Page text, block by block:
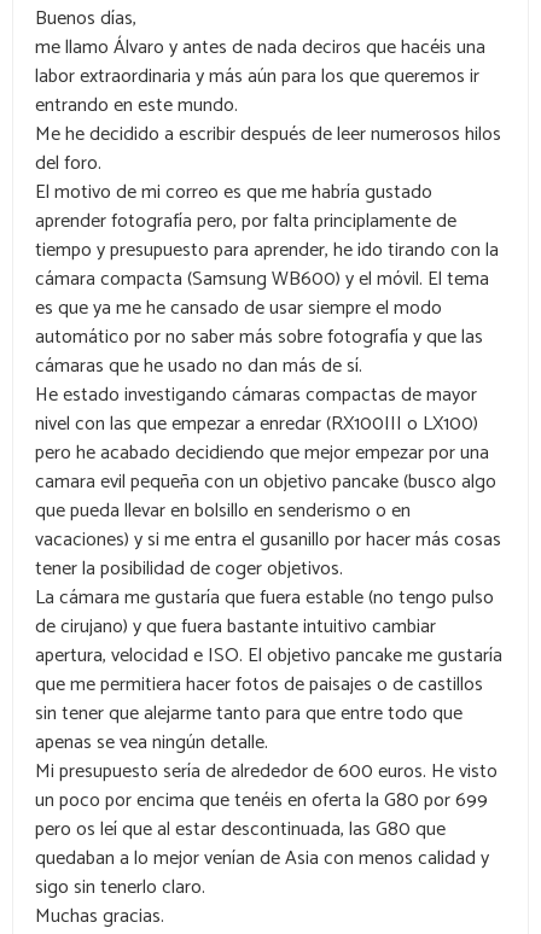
Buenos días,
me llamo Álvaro y antes de nada deciros que hacéis una
labor extraordinaria y más aún para los que queremos ir
entrando en este mundo.
Me he decidido a escribir después de leer numerosos hilos
del foro.
El motivo de mi correo es que me habría gustado
aprender fotografía pero, por falta principlamente de
tiempo y presupuesto para aprender, he ido tirando con la
cámara compacta (Samsung WB600) y el móvil. El tema
es que ya me he cansado de usar siempre el modo
automático por no saber más sobre fotografía y que las
cámaras que he usado no dan más de sí.
He estado investigando cámaras compactas de mayor
nivel con las que empezar a enredar (RX100III o LX100)
pero he acabado decidiendo que mejor empezar por una
camara evil pequeña con un objetivo pancake (busco algo
que pueda llevar en bolsillo en senderismo o en
vacaciones) y si me entra el gusanillo por hacer más cosas
tener la posibilidad de coger objetivos.
La cámara me gustaría que fuera estable (no tengo pulso
de cirujano) y que fuera bastante intuitivo cambiar
apertura, velocidad e ISO. El objetivo pancake me gustaría
que me permitiera hacer fotos de paisajes o de castillos
sin tener que alejarme tanto para que entre todo que
apenas se vea ningún detalle.
Mi presupuesto sería de alrededor de 600 euros. He visto
un poco por encima que tenéis en oferta la G80 por 699
pero os leí que al estar descontinuada, las G80 que
quedaban a lo mejor venían de Asia con menos calidad y
sigo sin tenerlo claro.
Muchas gracias.